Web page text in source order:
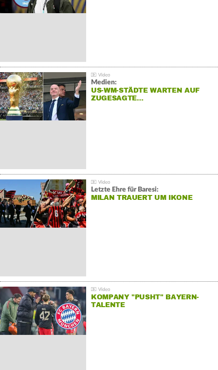
Medien:
US-WM-STÄDTE WARTEN AUF
ZUGESAGTE…
Letzte Ehre für Baresi:
MILAN TRAUERT UM IKONE
KOMPANY "PUSHT" BAYERN-
TALENTE